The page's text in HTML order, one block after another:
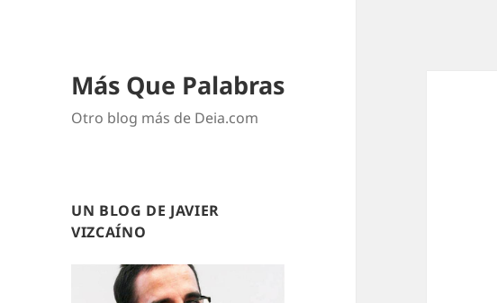
Más Que Palabras
Otro blog más de Deia.com
UN BLOG DE JAVIER
VIZCAÍNO